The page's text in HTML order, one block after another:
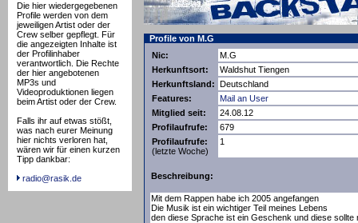
Die hier wiedergegebenen
Profile werden von dem
jeweiligen Artist oder der
Crew selber gepflegt. Für
die angezeigten Inhalte ist
der Profilinhaber
verantwortlich. Die Rechte
der hier angebotenen
MP3s und
Videoproduktionen liegen
beim Artist oder der Crew.
Falls ihr auf etwas stößt,
was nach eurer Meinung
hier nichts verloren hat,
wären wir für einen kurzen
Tipp dankbar:
radio@rasik.de
Profile von M.G
Nic:
M.G
Herkunftsort:
Waldshut Tiengen
Herkunftsland: Deutschland
Features:
Mail an User
Mitglied seit:
24.08.12
Profilaufrufe:
679
Profilaufrufe:
(letzte Woche)
1
Beschreibung:
Mit dem Rappen habe ich 2005 angefangen
Die Musik ist ein wichtiger Teil meines Lebens
den diese Sprache ist ein Geschenk und diese sollte